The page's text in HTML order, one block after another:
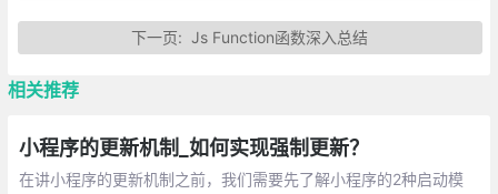
下一页:Js Function函数深入总结
相关推荐
小程序的更新机制_如何实现强制更新？
在讲小程序的更新机制之前，我们需要先了解小程序的2种启动模